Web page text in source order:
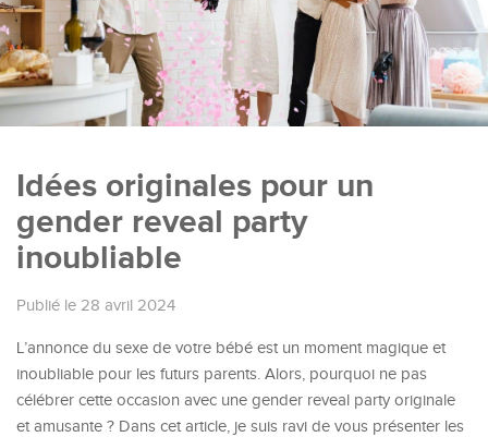
Idées originales pour un
gender reveal party
inoubliable
Publié le 28 avril 2024
L’annonce du sexe de votre bébé est un moment magique et
inoubliable pour les futurs parents. Alors, pourquoi ne pas
célébrer cette occasion avec une gender reveal party originale
et amusante ? Dans cet article, je suis ravi de vous présenter les